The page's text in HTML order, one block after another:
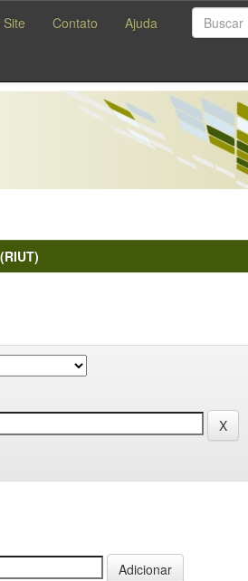
Contato Ajuda